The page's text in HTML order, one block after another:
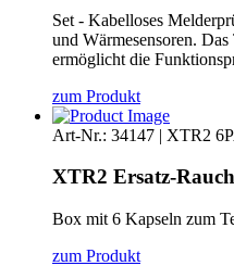
Set - Kabelloses
und Wärmesensoren.
ermöglicht die
zum Produkt
Art-Nr.: 34147 | XTR2
XTR2 Ersatz-
Box mit 6 Kapseln zum
zum Produkt